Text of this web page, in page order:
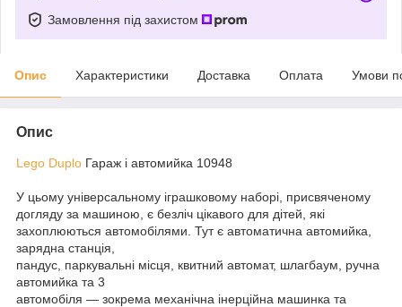
Замовлення під захистом
Опис Характеристики Доставка Оплата Умови
Опис
Lego Duplo Гараж і автомийка 10948
У цьому універсальному іграшковому наборі, присвяченому
догляду за машиною, є безліч цікавого для дітей, які
захоплюються автомобілями. Тут є автоматична автомийка,
зарядна станція,
пандус, паркувальні місця, квитний автомат, шлагбаум, ручна
автомийка та 3
автомобіля — зокрема механічна інерційна машинка та